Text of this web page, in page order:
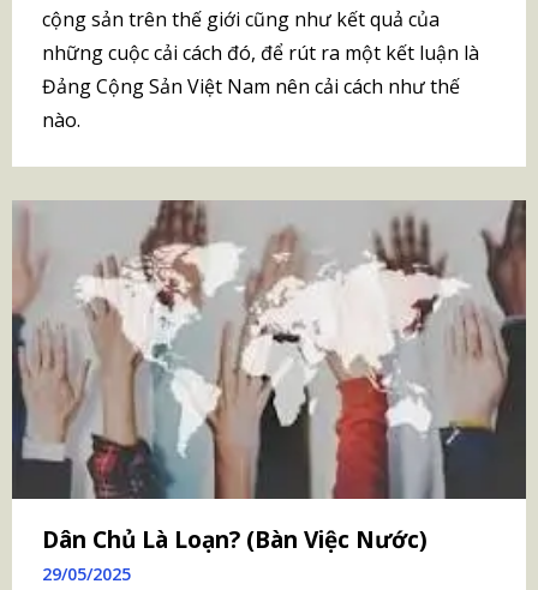
cộng sản trên thế giới cũng như kết quả của
những cuộc cải cách đó, để rút ra một kết luận là
Đảng Cộng Sản Việt Nam nên cải cách như thế
nào.
Dân Chủ Là Loạn? (Bàn Việc Nước)
29/05/2025